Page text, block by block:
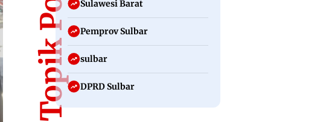
Sulawesi Barat
Pemprov Sulbar
sulbar
DPRD Sulbar